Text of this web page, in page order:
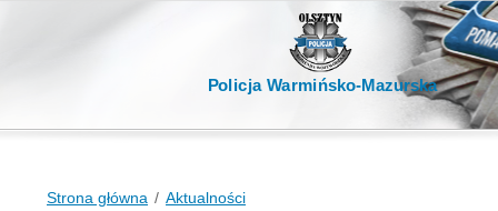
Policja Warmińsko-Mazurska
Strona główna Aktualności